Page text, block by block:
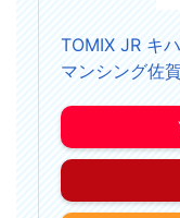
TOMIX JR キ
マンシング佐